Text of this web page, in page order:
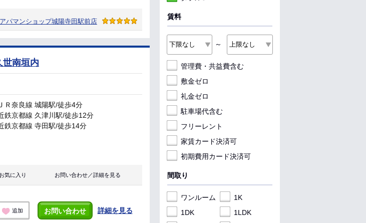
アパマンショップ城陽寺田駅前店
世南垣内
ＪＲ奈良線 城陽駅/徒歩4分
鉄京都線 久津川駅/徒歩12分
鉄京都線 寺田駅/徒歩14分
お気に入り お問い合わせ／詳細を見る
追加 お問い合わせ 詳細を見る
賃料
～
管理費・共益費含む
敷金ゼロ
礼金ゼロ
駐車場代含む
フリーレント
家賃カード決済可
初期費用カード決済可
間取り
ワンルーム
1K
1DK
1LDK